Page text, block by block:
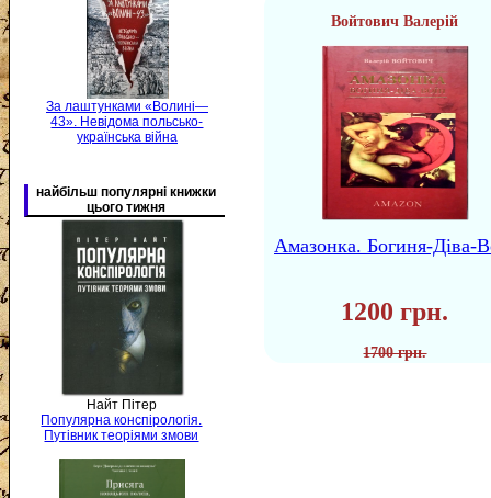
За лаштунками «Волині—
43». Невідома польсько-
українська війна
найбільш популярні книжки
цього тижня
Найт Пітер
Популярна конспірологія.
Путівник теоріями змови
Войтович Валерій
Амазонка. Богиня-Діва-
1200 грн.
1700 грн.